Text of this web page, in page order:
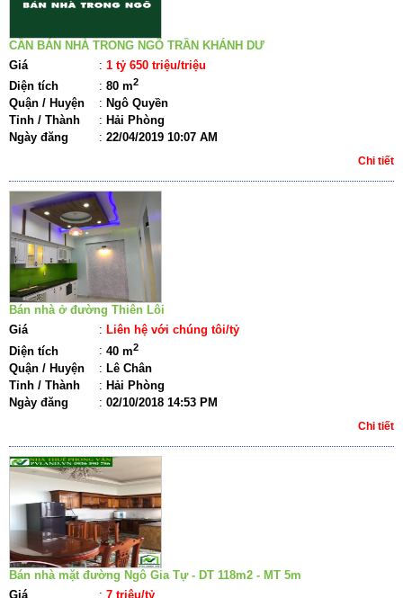
CẦN BÁN NHÀ TRONG NGÕ TRẦN KHÁNH DƯ
Giá
: 1 tỷ 650 triệu/triệu
Diện tích
: 80 m2
Quận / Huyện : Ngô Quyền
Tỉnh / Thành
: Hải Phòng
Ngày đăng
: 22/04/2019 10:07 AM
Chi tiết
Bán nhà ở đường Thiên Lôi
Giá
: Liên hệ với chúng tôi/tỷ
Diện tích
: 40 m2
Quận / Huyện : Lê Chân
Tỉnh / Thành
: Hải Phòng
Ngày đăng
: 02/10/2018 14:53 PM
Chi tiết
Bán nhà mặt đường Ngô Gia Tự - DT 118m2 - MT 5m
Giá
: 7 triệu/tỷ